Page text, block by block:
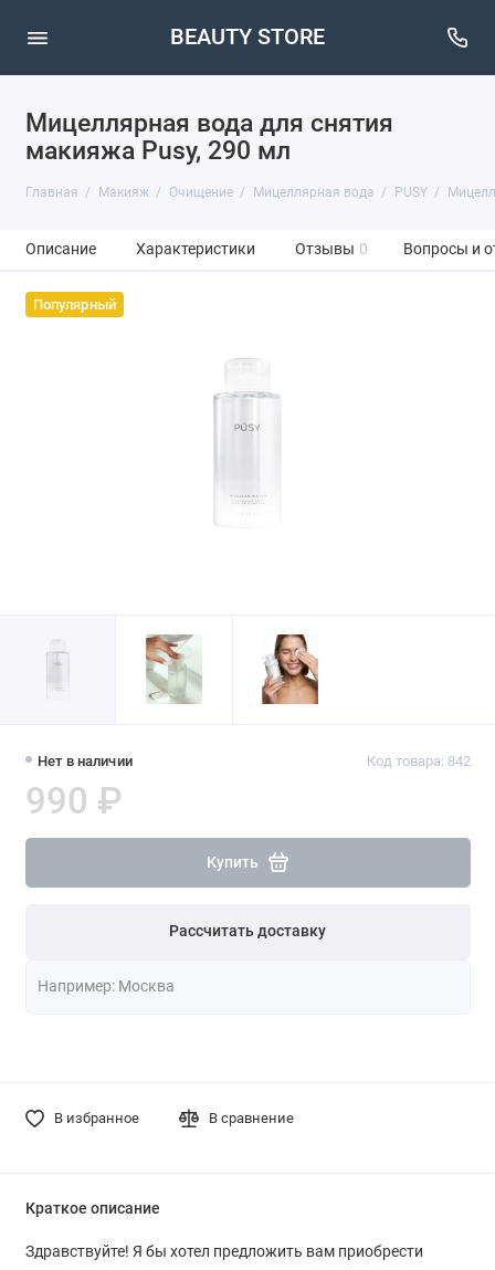
BEAUTY STORE
Мицеллярная вода для снятия
макияжа Pusy, 290 мл
Главная Макияж Очищение Мицеллярная вода PUSY
Описание Характеристики Отзывы 0 Вопросы и
Популярный
Нет в наличии Код товара: 842
990 ₽
Купить
Рассчитать доставку
В избранное В сравнение
Краткое описание
Здравствуйте! Я бы хотел предложить вам приобрести